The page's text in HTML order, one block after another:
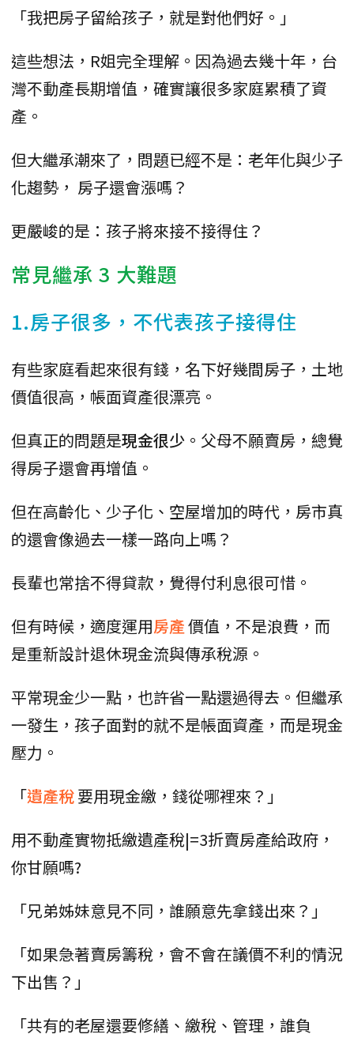
「我把房子留給孩子，就是對他們好。」
這些想法，R姐完全理解。因為過去幾十年，台
灣不動產長期增值，確實讓很多家庭累積了資
產。
但大繼承潮來了，問題已經不是：老年化與少子
化趨勢， 房子還會漲嗎？
更嚴峻的是：孩子將來接不接得住？
常見繼承 3 大難題
1.房子很多，不代表孩子接得住
有些家庭看起來很有錢，名下好幾間房子，土地
價值很高，帳面資產很漂亮。
但真正的問題是現金很少 。父母不願賣房，總覺
得房子還會再增值。
但在高齡化、少子化、空屋增加的時代，房市真
的還會像過去一樣一路向上嗎？
長輩也常捨不得貸款，覺得付利息很可惜。
但有時候，適度運用房產價值，不是浪費，而
是重新設計退休現金流與傳承稅源。
平常現金少一點，也許省一點還過得去。但繼承
一發生，孩子面對的就不是帳面資產，而是現金
壓力。
「遺產稅要用現金繳，錢從哪裡來？」
用不動產實物抵繳遺產稅|=3折賣房產給政府，
你甘願嗎?
「兄弟姊妹意見不同，誰願意先拿錢出來？」
「如果急著賣房籌稅，會不會在議價不利的情況
下出售？」
「共有的老屋還要修繕、繳稅、管理，誰負